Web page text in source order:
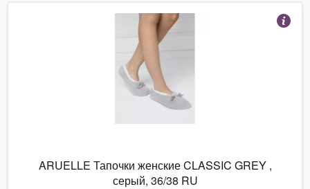
ARUELLE Тапочки женские CLASSIC GREY ,
серый, 36/38 RU